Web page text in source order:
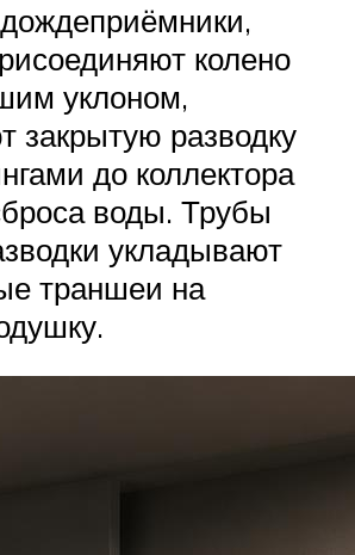
колено
уклоном,
закрытую разводку
до коллектора
воды. Трубы
укладывают
траншеи на